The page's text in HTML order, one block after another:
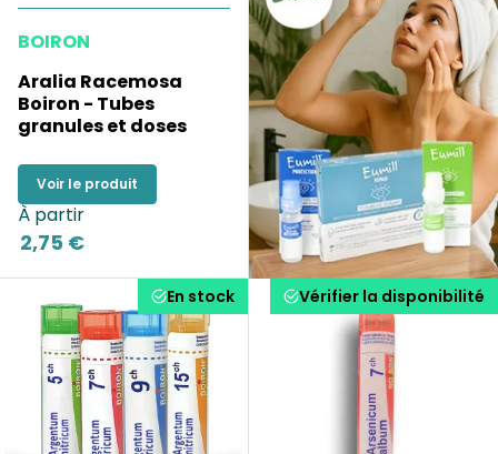
BOIRON
Aralia Racemosa
Boiron - Tubes
granules et doses
Voir le produit
À partir
2,75 €
En stock Vérifier la disponibilité